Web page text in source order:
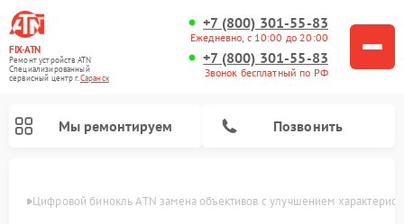
FIX-ATN
Ремонт устройств ATN
Специализированный
cервисный центр г.Саранск
+7 (800) 301-55-83
Ежедневно, с 10:00 до 20:00
+7 (800) 301-55-83
Звонок бесплатный по РФ
Мы ремонтируем Позвонить
Цифровой бинокль ATN замена объективов с улучшением